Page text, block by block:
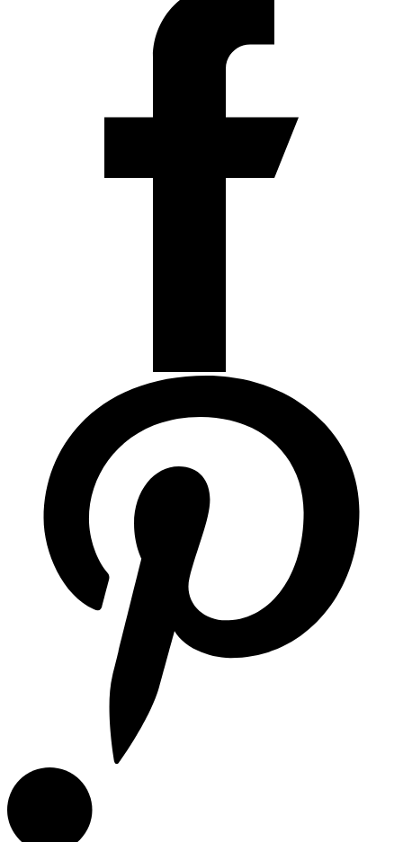
Articulos de Cocina
Campanas de Cocina